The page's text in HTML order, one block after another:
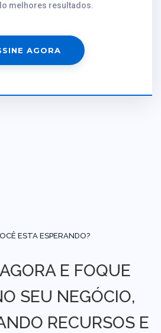
melhores resultados.
AGORA
ESTA ESPERANDO?
E FOQUE
SEU NEGÓCIO,
RECURSOS E